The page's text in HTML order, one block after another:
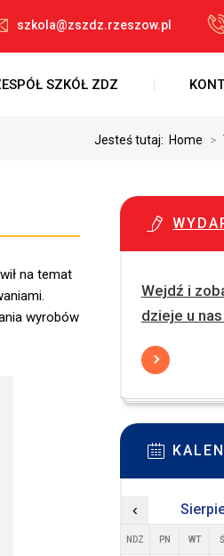
szkola@zszdz.rzeszow.pl
SZKÓŁ ZDZ
Jesteś tutaj: Home >
na temat
wyrobów
Wejdź i
dzieje u
‹
NDZ PN WT